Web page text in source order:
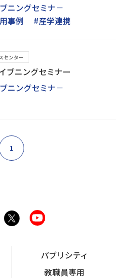
ニングセミナ－
事例 #産学連携
センター
ブニングセミナー
ニングセミナ－
1
パブリシティ
教職員専用